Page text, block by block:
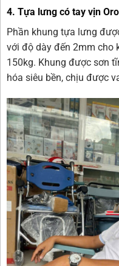
4. Tựa lưng có tay vịn
Phần khung tựa lưng
với độ dày đến 2mm cho
150kg. Khung được sơn
hóa siêu bền, chịu được